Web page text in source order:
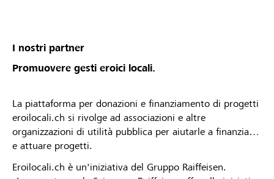
I nostri partner
Promuovere gesti eroici locali.
La piattaforma per donazioni e finanziamento di progetti
eroilocali.ch si rivolge ad associazioni e altre
organizzazioni di utilità pubblica per aiutarle a finanziare
e attuare progetti.
Eroilocali.ch è un'iniziativa del Gruppo Raiffeisen.